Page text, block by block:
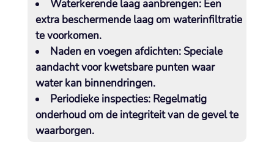
Waterkerende laag aanbrengen:Een
extra beschermende laag om waterinfiltratie
te voorkomen.​
Naden en voegen afdichten:Speciale
aandacht voor kwetsbare punten waar
water kan binnendringen.​
Periodieke inspecties:Regelmatig
onderhoud om de integriteit van de gevel te
waarborgen.​